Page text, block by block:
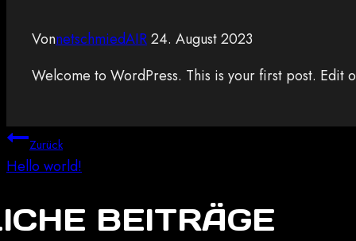
VonnetschmiedAIR24. August 2023
Welcome to WordPress. This is your first post. Edit
Zurück
Hello world!
BEITRÄGE